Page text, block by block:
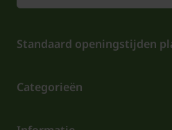
Standaard openingstijden
Categorieën